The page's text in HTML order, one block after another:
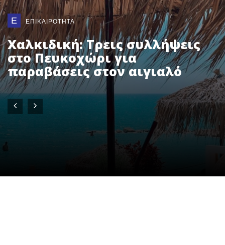
Ε ΕΠΙΚΑΙΡΟΤΗΤΑ
Χαλκιδική: Τρεις συλλήψεις
στο Πευκοχώρι για
παραβάσεις στον αιγιαλό